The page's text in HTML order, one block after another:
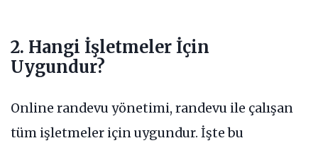
2. Hangi İşletmeler İçin
Uygundur?
Online randevu yönetimi, randevu ile çalışan
tüm işletmeler için uygundur. İşte bu